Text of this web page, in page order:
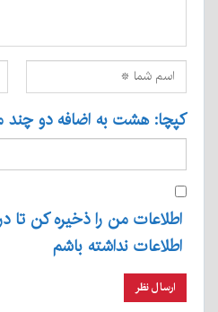
کپچا: هشت به اضافه دو
اطلاعات من را ذخیره کن تا
اطلاعات نداشته باشم